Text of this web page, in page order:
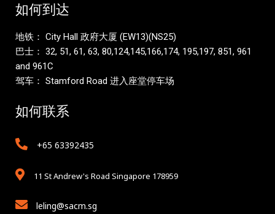
如何到达
地铁： City Hall 政府大厦 (EW13)(NS25)
巴士： 32, 51, 61, 63, 80,124,145,166,174, 195,197, 851, 961
and 961C
驾车： Stamford Road 进入座堂停车场
如何联系
+65 63392435
11 St Andrew's Road Singapore 178959
leling@sacm.sg